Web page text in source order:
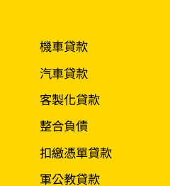
機車貸款
汽車貸款
客製化貸款
整合負債
扣繳憑單貸款
軍公教貸款